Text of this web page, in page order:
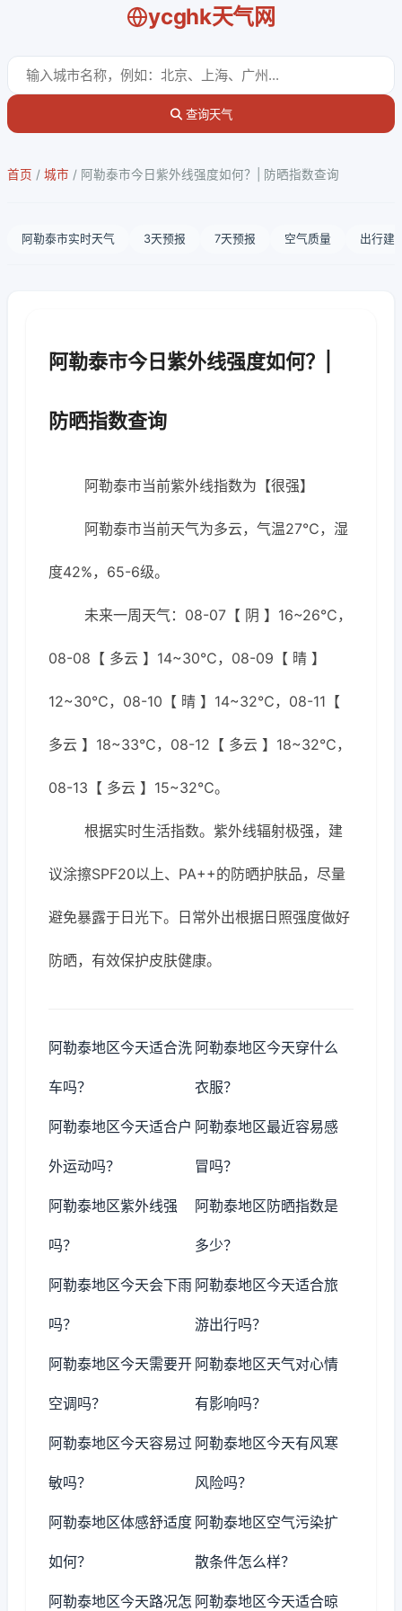
ycghk天气网
查询天气
首页 / 城市 / 阿勒泰市今日紫外线强度如何？| 防晒指数查询
阿勒泰市实时天气 3天预报 7天预报 空气质量 出行建
阿勒泰市今日紫外线强度如何？|
防晒指数查询
阿勒泰市当前紫外线指数为【很强】
阿勒泰市当前天气为多云，气温27℃，湿
度42%，65-6级。
未来一周天气：08-07【 阴 】16~26℃，
08-08【 多云 】14~30℃，08-09【 晴 】
12~30℃，08-10【 晴 】14~32℃，08-11【
多云 】18~33℃，08-12【 多云 】18~32℃，
08-13【 多云 】15~32℃。
根据实时生活指数。紫外线辐射极强，建
议涂擦SPF20以上、PA++的防晒护肤品，尽量
避免暴露于日光下。日常外出根据日照强度做好
防晒，有效保护皮肤健康。
阿勒泰地区今天适合洗
车吗？
阿勒泰地区今天穿什么
衣服？
阿勒泰地区今天适合户
外运动吗？
阿勒泰地区最近容易感
冒吗？
阿勒泰地区紫外线强
吗？
阿勒泰地区防晒指数是
多少？
阿勒泰地区今天会下雨
吗？
阿勒泰地区今天适合旅
游出行吗？
阿勒泰地区今天需要开
空调吗？
阿勒泰地区天气对心情
有影响吗？
阿勒泰地区今天容易过
敏吗？
阿勒泰地区今天有风寒
风险吗？
阿勒泰地区体感舒适度
如何？
阿勒泰地区空气污染扩
散条件怎么样？
阿勒泰地区今天路况怎 阿勒泰地区今天适合晾